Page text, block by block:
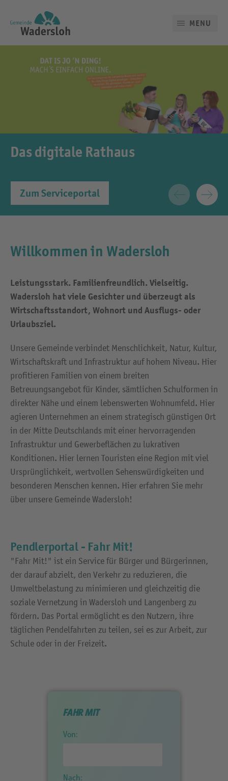
MENU
Das digitale Rathaus
Zum Serviceportal
Willkommen in Wadersloh
Leistungsstark. Familienfreundlich. Vielseitig.
Wadersloh hat viele Gesichter und überzeugt als
Wirtschaftsstandort, Wohnort und Ausflugs- oder
Urlaubsziel.
Unsere Gemeinde verbindet Menschlichkeit, Natur, Kultur,
Wirtschaftskraft und Infrastruktur auf hohem Niveau. Hier
profitieren Familien von einem breiten
Betreuungsangebot für Kinder, sämtlichen Schulformen in
direkter Nähe und einem lebenswerten Wohnumfeld. Hier
agieren Unternehmen an einem strategisch günstigen Ort
in der Mitte Deutschlands mit einer hervorragenden
Infrastruktur und Gewerbeflächen zu lukrativen
Konditionen. Hier lernen Touristen eine Region mit viel
Ursprünglichkeit, wertvollen Sehenswürdigkeiten und
besonderen Menschen kennen. Hier erfahren Sie mehr
über unsere Gemeinde Wadersloh!
Pendlerportal - Fahr Mit!
"Fahr Mit!" ist ein Service für Bürger und Bürgerinnen,
der darauf abzielt, den Verkehr zu reduzieren, die
Umweltbelastung zu minimieren und gleichzeitig die
soziale Vernetzung in Wadersloh und Langenberg zu
fördern. Das Portal ermöglicht es den Nutzern, ihre
täglichen Pendelfahrten zu teilen, sei es zur Arbeit, zur
Schule oder in der Freizeit.
FAHR MIT
Von:
Nach: